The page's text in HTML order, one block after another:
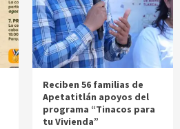
Reciben 56 familias de
Apetatitlán apoyos del
programa “Tinacos para
tu Vivienda”